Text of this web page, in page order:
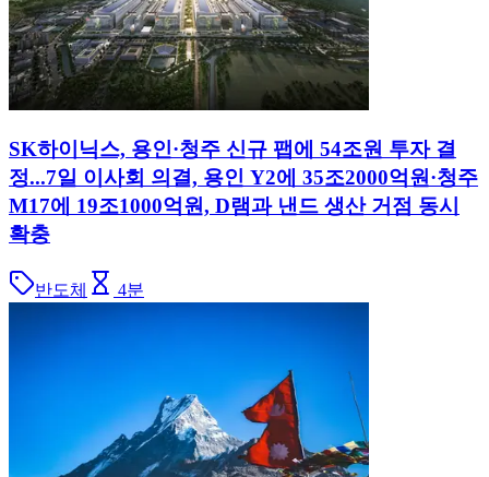
SK하이닉스, 용인·청주 신규 팹에 54조원 투자 결
정...7일 이사회 의결, 용인 Y2에 35조2000억원·청주
M17에 19조1000억원, D램과 낸드 생산 거점 동시
확충
반도체 4분